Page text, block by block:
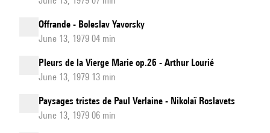
Offrande - Boleslav Yavorsky
June 13, 1979 04 min
Pleurs de la Vierge Marie op.26 - Arthur Lourié
June 13, 1979 13 min
Paysages tristes de Paul Verlaine - Nikolaï Roslavets
June 13, 1979 06 min